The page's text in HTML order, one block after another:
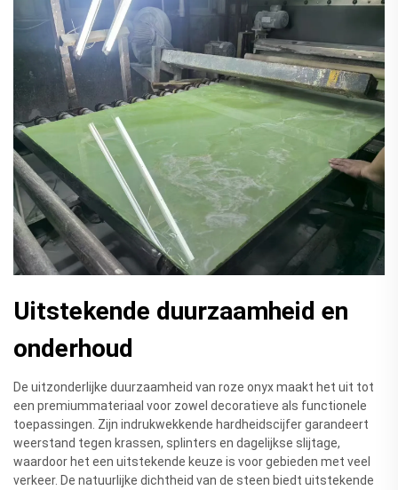
Uitstekende duurzaamheid en
onderhoud
De uitzonderlijke duurzaamheid van roze onyx maakt het uit tot
een premiummateriaal voor zowel decoratieve als functionele
toepassingen. Zijn indrukwekkende hardheidscijfer garandeert
weerstand tegen krassen, splinters en dagelijkse slijtage,
waardoor het een uitstekende keuze is voor gebieden met veel
verkeer. De natuurlijke dichtheid van de steen biedt uitstekende